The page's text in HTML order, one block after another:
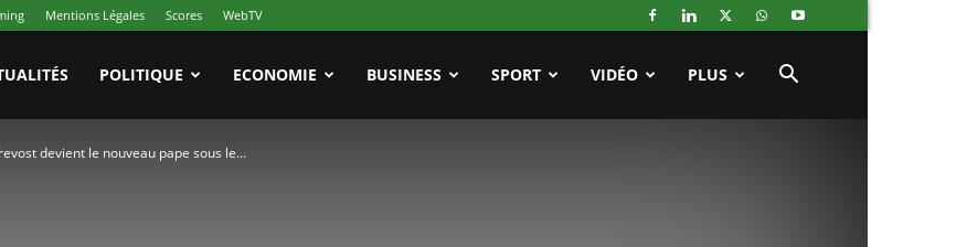
Mentions Légales Scores WebTV
POLITIQUE ECONOMIE BUSINESS SPORT VIDÉO PLUS
devient le nouveau pape sous le...